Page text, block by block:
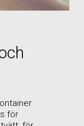
för